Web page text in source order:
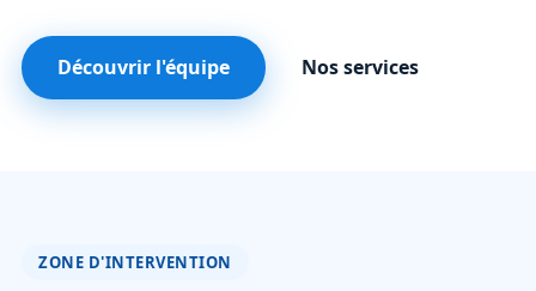
Découvrir l'équipe Nos services
ZONE D'INTERVENTION